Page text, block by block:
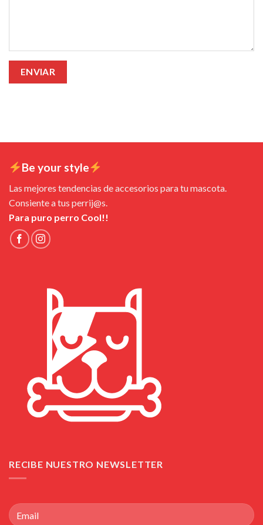
Be your style
Las mejores tendencias de accesorios para tu mascota.
Consiente a tus perrij@s.
Para puro perro Cool!!
RECIBE NUESTRO NEWSLETTER